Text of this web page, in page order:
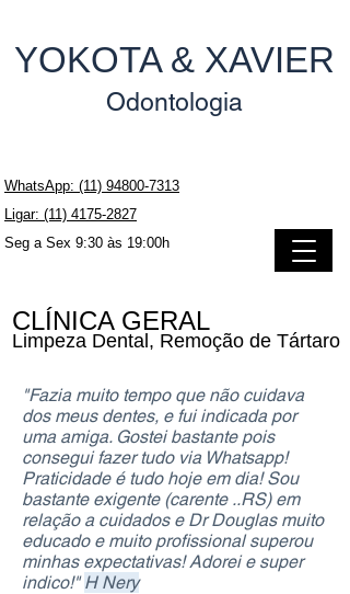
YOKOTA & XAVIER
Odontologia
WhatsApp: (11) 94800-7313
Ligar: (11) 4175-2827
Seg a Sex 9:30 às 19:00h
CLÍNICA GERAL
Limpeza Dental, Remoção de Tártaro
"Fazia muito tempo que não cuidava
dos meus dentes, e fui indicada por
uma amiga. Gostei bastante pois
consegui fazer tudo via Whatsapp!
Praticidade é tudo hoje em dia! Sou
bastante exigente (carente ..RS) em
relação a cuidados e Dr Douglas muito
educado e muito profissional superou
minhas expectativas​! Adorei e super
indico!"H Nery